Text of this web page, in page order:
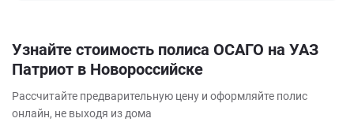
Узнайте стоимость полиса ОСАГО на УАЗ
Патриот в Новороссийске
Рассчитайте предварительную цену и оформляйте полис
онлайн, не выходя из дома